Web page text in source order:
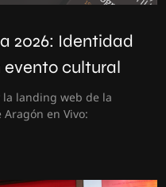
2026: Identidad
evento cultural
landing web de la
en Vivo: